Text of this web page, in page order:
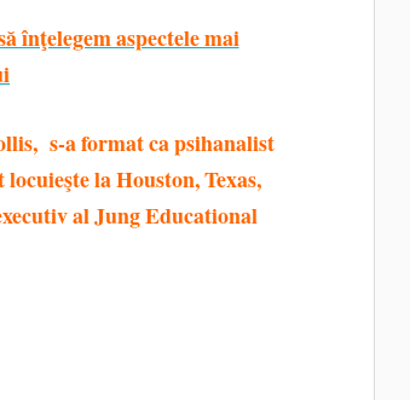
înţelegem aspectele mai
s-a format ca psihanalist
la Houston, Texas,
al Jung Educational